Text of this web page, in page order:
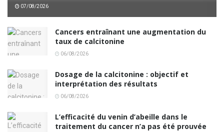
07/08/2026
Cancers entraînant une augmentation du
taux de calcitonine
06/08/2026
Dosage de la calcitonine : objectif et
interprétation des résultats
06/08/2026
L’efficacité du venin d’abeille dans le
traitement du cancer n’a pas été prouvée